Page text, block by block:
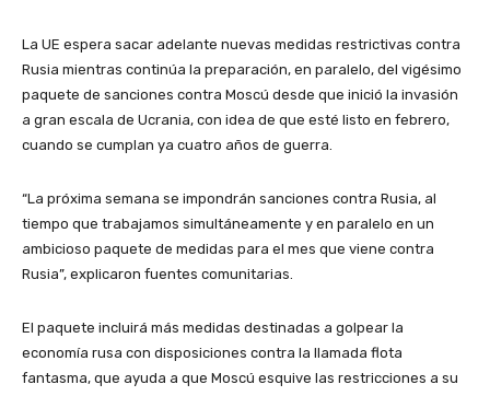
La UE espera sacar adelante nuevas medidas restrictivas contra
Rusia mientras continúa la preparación, en paralelo, del vigésimo
paquete de sanciones contra Moscú desde que inició la invasión
a gran escala de Ucrania, con idea de que esté listo en febrero,
cuando se cumplan ya cuatro años de guerra.
“La próxima semana se impondrán sanciones contra Rusia, al
tiempo que trabajamos simultáneamente y en paralelo en un
ambicioso paquete de medidas para el mes que viene contra
Rusia”, explicaron fuentes comunitarias.
El paquete incluirá más medidas destinadas a golpear la
economía rusa con disposiciones contra la llamada flota
fantasma, que ayuda a que Moscú esquive las restricciones a su